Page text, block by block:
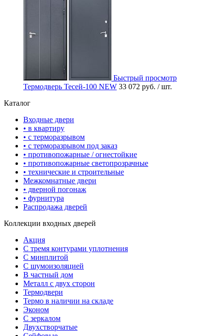
Быстрый просмотр
Термодверь Тесей-100 NEW 33 072 руб. / шт.
Каталог
Входные двери
• в квартиру
• с терморазрывом
• с терморазрывом под заказ
• противопожарные / огнестойкие
• противопожарные светопрозрачные
• технические и строительные
Межкомнатные двери
• дверной погонаж
• фурнитура
Распродажа дверей
Коллекции входных дверей
Акция
С тремя контурами уплотнения
С минплитой
С шумоизоляцией
В частный дом
Металл с двух сторон
Термодвери
Термо в наличии на складе
Эконом
С зеркалом
Двухстворчатые